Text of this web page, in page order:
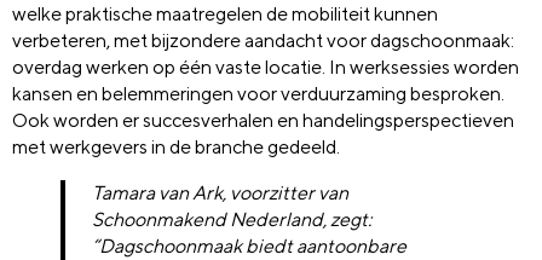
welke praktische maatregelen de mobiliteit kunnen
verbeteren, met bijzondere aandacht voor dagschoonmaak:
overdag werken op één vaste locatie. In werksessies worden
kansen en belemmeringen voor verduurzaming besproken.
Ook worden er succesverhalen en handelingsperspectieven
met werkgevers in de branche gedeeld.
Tamara van Ark, voorzitter van
Schoonmakend Nederland, zegt:
“Dagschoonmaak biedt aantoonbare